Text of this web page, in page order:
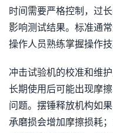
时间需要严格控制，过
影响测试结果。标准通
操作人员熟练掌握操作技
冲击试验机的校准和维
长期使用后可能出现摩
问题。摆锤释放机构如
承磨损会增加摩擦损耗